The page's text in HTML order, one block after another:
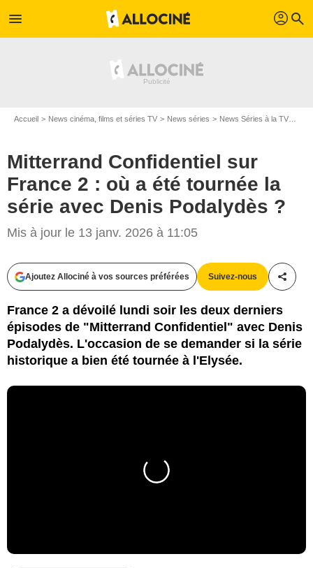
menu profil search
Accueil News cinéma, films et séries TV News séries News Séries à la TV
Mitterrand Confidentiel sur
France 2 : où a été tournée la
série avec Denis Podalydès ?
Mis à jour le 13 janv. 2026 à 11:05
Ajoutez Allociné à vos sources préférées Suivez-nous
France 2 a dévoilé lundi soir les deux derniers
épisodes de "Mitterrand Confidentiel" avec Denis
Podalydès. L'occasion de se demander si la série
historique a bien été tournée à l'Elysée.